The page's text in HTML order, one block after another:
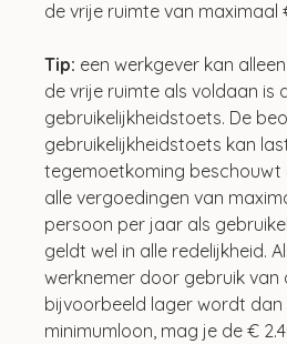
de vrije ruimte van maximaal
Tip: een werkgever kan
de vrije ruimte als voldaan is
gebruikelijkheidstoets. De
gebruikelijkheidstoets kan
tegemoetkoming beschouwt
alle vergoedingen van
persoon per jaar als
geldt wel in alle redelijkheid.
werknemer door gebruik van
bijvoorbeeld lager wordt
minimumloon, mag je de €